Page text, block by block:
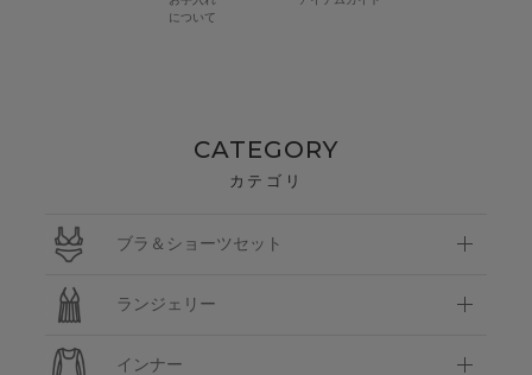
について
CATEGORY
カテゴリ
ブラ＆ショーツセット
ランジェリー
インナー